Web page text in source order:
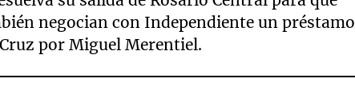
negocian con Independiente un préstamo
por Miguel Merentiel.